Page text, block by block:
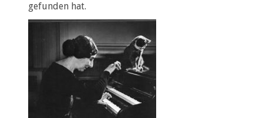
gefunden hat.